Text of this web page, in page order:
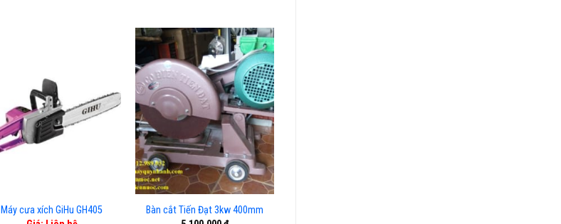
Máy cưa xích GiHu GH405
Bàn cắt Tiến Đạt 3kw 400mm